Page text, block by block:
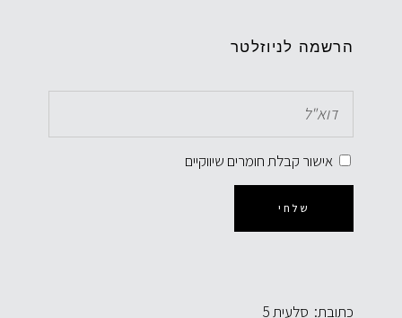
הרשמה לניוזלטר
אישור קבלת חומרים שיווקיים
שלחי
כתובת: סלעית 5